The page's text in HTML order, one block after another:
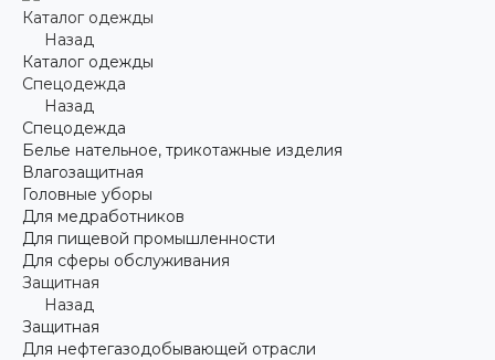
Каталог одежды
Назад
Каталог одежды
Спецодежда
Назад
Спецодежда
Белье нательное, трикотажные изделия
Влагозащитная
Головные уборы
Для медработников
Для пищевой промышленности
Для сферы обслуживания
Защитная
Назад
Защитная
Для нефтегазодобывающей отрасли